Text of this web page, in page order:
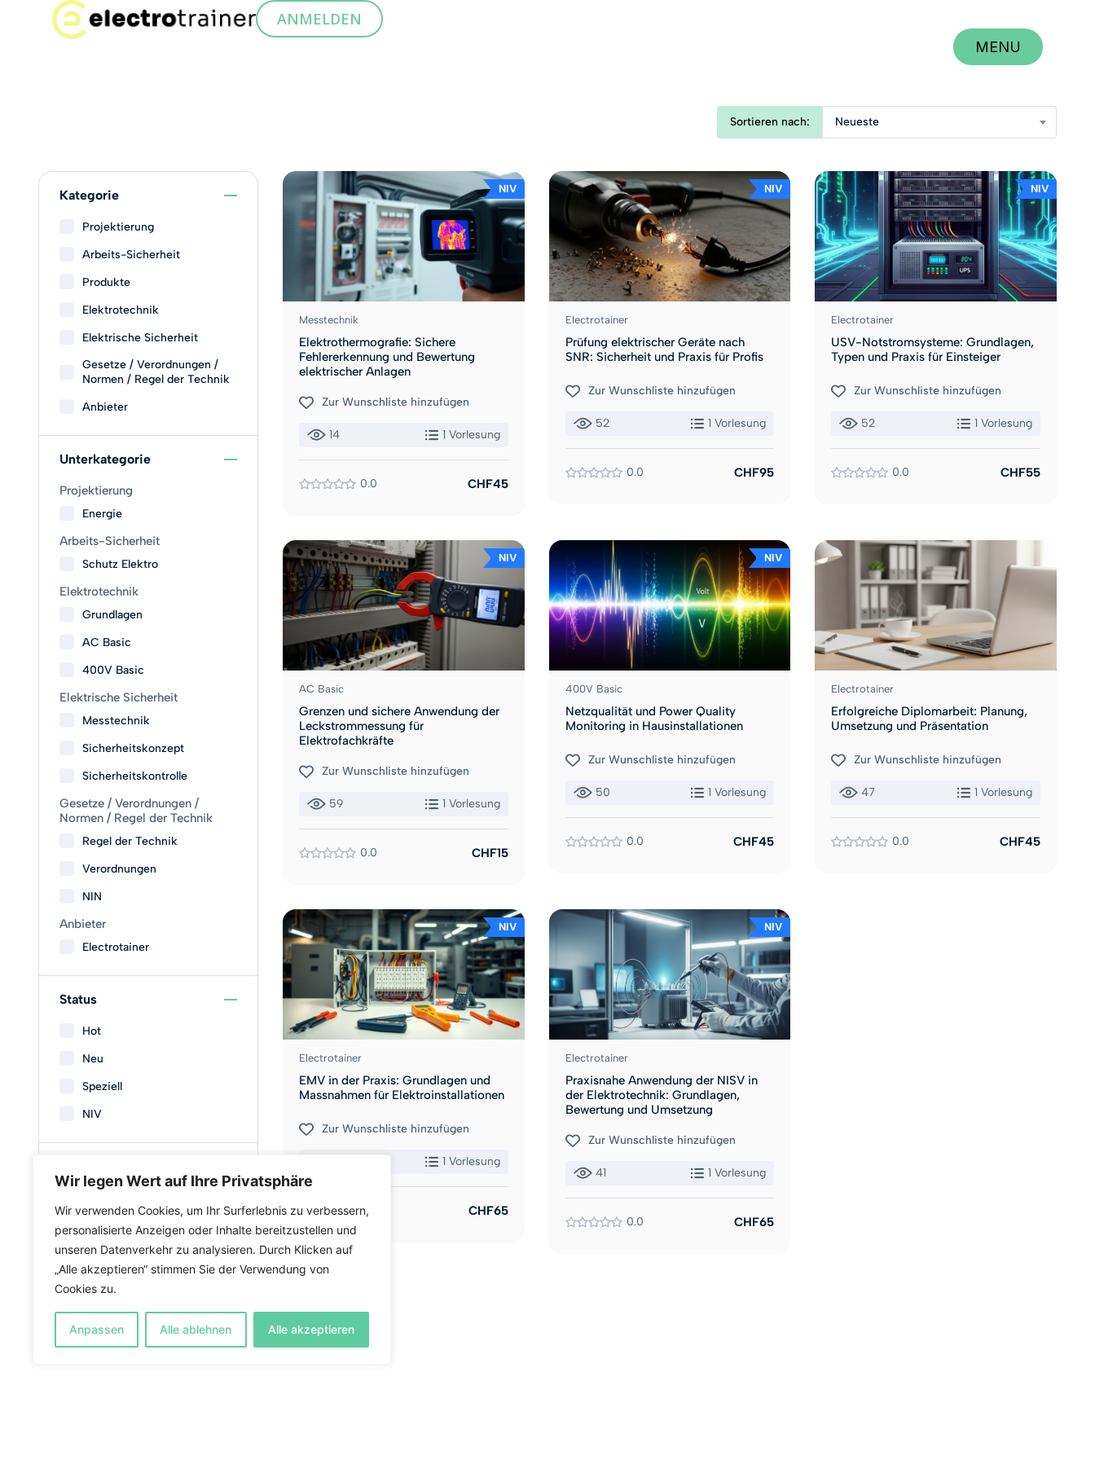
Wir legen Wert auf Ihre Privatsphäre
Wir verwenden Cookies, um Ihr Surferlebnis zu verbessern,
personalisierte Anzeigen oder Inhalte bereitzustellen und
unseren Datenverkehr zu analysieren. Durch Klicken auf
„Alle akzeptieren“ stimmen Sie der Verwendung von
Cookies zu.
Anpassen Alle ablehnen Alle akzeptieren
ANMELDEN
MENU
Sortieren nach: Neueste
Kategorie
Projektierung
Arbeits-Sicherheit​
Produkte
Elektrotechnik
Elektrische Sicherheit
Gesetze / Verordnungen /
Normen / Regel der Technik
Anbieter
Unterkategorie
Projektierung
Energie
Arbeits-Sicherheit​
Schutz Elektro
Elektrotechnik
Grundlagen
AC Basic
400V Basic
Elektrische Sicherheit
Messtechnik
Sicherheitskonzept
Sicherheitskontrolle
Gesetze / Verordnungen /
Normen / Regel der Technik
Regel der Technik
Verordnungen
NIN
Anbieter
Electrotainer
Status
Hot
Neu
Speziell
NIV
Alle zurücksetzen
NIV
Messtechnik
Elektrothermografie: Sichere
Fehlererkennung und Bewertung
elektrischer Anlagen
Zur Wunschliste hinzufügen
14 1 Vorlesung
0.0 CHF45
NIV
Electrotainer
Prüfung elektrischer Geräte nach
SNR: Sicherheit und Praxis für Profis
Zur Wunschliste hinzufügen
52 1 Vorlesung
0.0 CHF95
NIV
Electrotainer
USV-Notstromsysteme: Grundlagen,
Typen und Praxis für Einsteiger
Zur Wunschliste hinzufügen
52 1 Vorlesung
0.0 CHF55
NIV
AC Basic
Grenzen und sichere Anwendung der
Leckstrommessung für
Elektrofachkräfte
Zur Wunschliste hinzufügen
59 1 Vorlesung
0.0 CHF15
NIV
400V Basic
Netzqualität und Power Quality
Monitoring in Hausinstallationen
Zur Wunschliste hinzufügen
50 1 Vorlesung
0.0 CHF45
Electrotainer
Erfolgreiche Diplomarbeit: Planung,
Umsetzung und Präsentation
Zur Wunschliste hinzufügen
47 1 Vorlesung
0.0 CHF45
NIV
Electrotainer
EMV in der Praxis: Grundlagen und
Massnahmen für Elektroinstallationen
Zur Wunschliste hinzufügen
1 Vorlesung
0.0 CHF65
NIV
Electrotainer
Praxisnahe Anwendung der NISV in
der Elektrotechnik: Grundlagen,
Bewertung und Umsetzung
Zur Wunschliste hinzufügen
41 1 Vorlesung
0.0 CHF65